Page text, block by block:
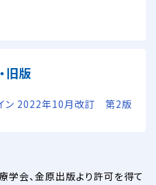
旧版
ン 2022年10月改訂 第2版
学会、金原出版より許可を得て